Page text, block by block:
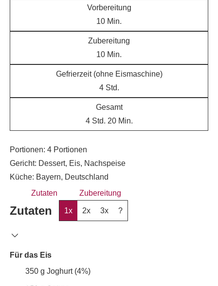
Vorbereitung
10 Min.
Zubereitung
10 Min.
Gefrierzeit (ohne Eismaschine)
4 Std.
Gesamt
4 Std. 20 Min.
Portionen: 4 Portionen
Gericht: Dessert, Eis, Nachspeise
Küche: Bayern, Deutschland
Zutaten
Zubereitung
Zutaten 1x 2x 3x ?
Für das Eis
350 g Joghurt (4%)